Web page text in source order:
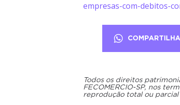
empresas-com-debitos-
Todos os direitos
FECOMERCIO-SP, nos
reprodução total ou